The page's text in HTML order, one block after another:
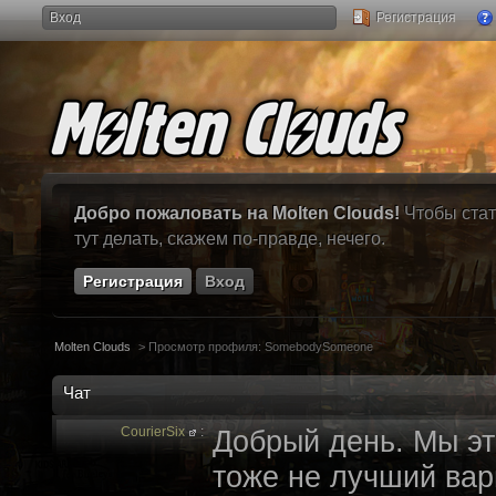
Вход Регистрация
Добро пожаловать на Molten Clouds! Чтобы
тут делать, скажем по-правде, нечего.
Регистрация Вход
Molten Clouds > Просмотр профиля: SomebodySomeone
Чат
CourierSix : Добрый день. Мы
тоже не лучший